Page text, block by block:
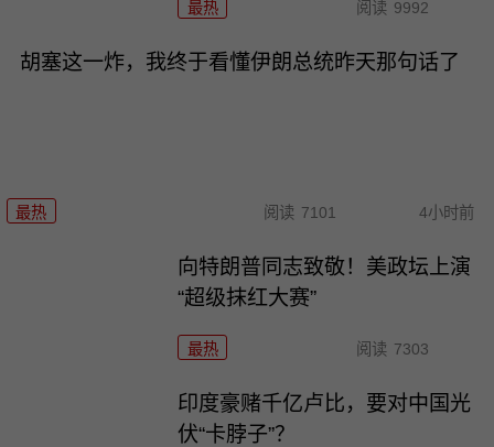
最热 阅读 9992
胡塞这一炸，我终于看懂伊朗总统昨天那句话了
最热 阅读 7101 4小时前
向特朗普同志致敬！美政坛上演
“超级抹红大赛”
最热 阅读 7303
印度豪赌千亿卢比，要对中国光
伏“卡脖子”？